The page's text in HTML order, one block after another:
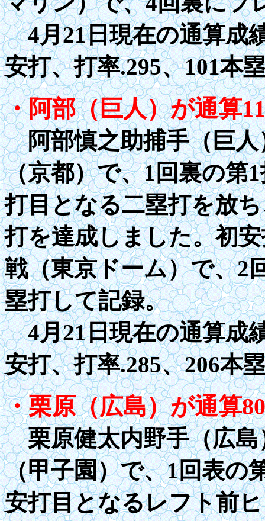
4月21日現在の通算成
安打、打率.295、101本
・阿部（巨人）が通算
阿部慎之助捕手（巨人
（京都）で、1回裏の第
打目となる二塁打を放
打を達成しました。初
戦（東京ドーム）で、2
塁打して記録。
4月21日現在の通算成
安打、打率.285、206本
・栗原（広島）が通算
栗原健太内野手（広島
（甲子園）で、1回表の
安打目となるレフト前